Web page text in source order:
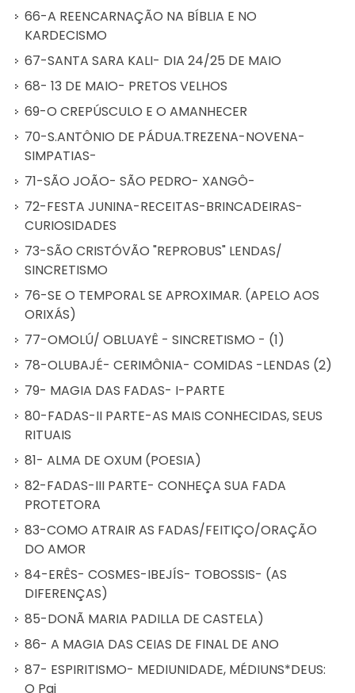
66-A REENCARNAÇÃO NA BÍBLIA E NO
KARDECISMO
67-SANTA SARA KALI- DIA 24/25 DE MAIO
68- 13 DE MAIO- PRETOS VELHOS
69-O CREPÚSCULO E O AMANHECER
70-S.ANTÔNIO DE PÁDUA.TREZENA-NOVENA-
SIMPATIAS-
71-SÃO JOÃO- SÃO PEDRO- XANGÔ-
72-FESTA JUNINA-RECEITAS-BRINCADEIRAS-
CURIOSIDADES
73-SÃO CRISTÓVÃO "REPROBUS" LENDAS/
SINCRETISMO
76-SE O TEMPORAL SE APROXIMAR. (APELO AOS
ORIXÁS)
77-OMOLÚ/ OBLUAYÊ - SINCRETISMO - (1)
78-OLUBAJÉ- CERIMÔNIA- COMIDAS -LENDAS (2)
79- MAGIA DAS FADAS- I-PARTE
80-FADAS-II PARTE-AS MAIS CONHECIDAS, SEUS
RITUAIS
81- ALMA DE OXUM (POESIA)
82-FADAS-III PARTE- CONHEÇA SUA FADA
PROTETORA
83-COMO ATRAIR AS FADAS/FEITIÇO/ORAÇÃO
DO AMOR
84-ERÊS- COSMES-IBEJÍS- TOBOSSIS- (AS
DIFERENÇAS)
85-DONÃ MARIA PADILLA DE CASTELA)
86- A MAGIA DAS CEIAS DE FINAL DE ANO
87- ESPIRITISMO- MEDIUNIDADE, MÉDIUNS*DEUS:
O Pai